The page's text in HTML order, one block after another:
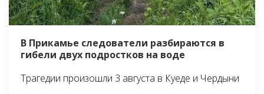
В Прикамье следователи разбираются в
гибели двух подростков на воде
Трагедии произошли 3 августа в Куеде и Чердыни